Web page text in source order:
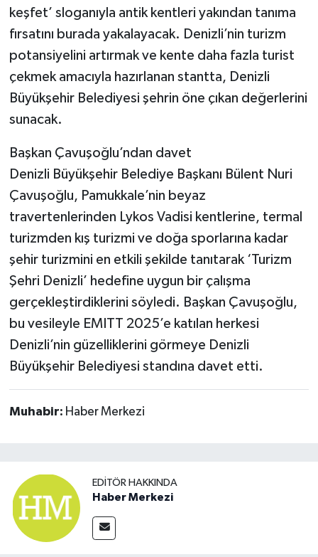
keşfet’ sloganıyla antik kentleri yakından tanıma
fırsatını burada yakalayacak. Denizli’nin turizm
potansiyelini artırmak ve kente daha fazla turist
çekmek amacıyla hazırlanan stantta, Denizli
Büyükşehir Belediyesi şehrin öne çıkan değerlerini
sunacak.
Başkan Çavuşoğlu’ndan davet
Denizli Büyükşehir Belediye Başkanı Bülent Nuri
Çavuşoğlu, Pamukkale’nin beyaz
travertenlerinden Lykos Vadisi kentlerine, termal
turizmden kış turizmi ve doğa sporlarına kadar
şehir turizmini en etkili şekilde tanıtarak ‘Turizm
Şehri Denizli’ hedefine uygun bir çalışma
gerçekleştirdiklerini söyledi. Başkan Çavuşoğlu,
bu vesileyle EMITT 2025’e katılan herkesi
Denizli’nin güzelliklerini görmeye Denizli
Büyükşehir Belediyesi standına davet etti.
Muhabir: Haber Merkezi
EDITÖR HAKKINDA
Haber Merkezi